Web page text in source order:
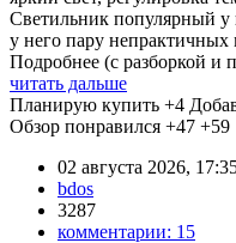
Светильник популярный у
у него пару
Подробнее (с разборкой и
читать дальше
Планирую купить +4
Обзор понравился +47 +59
02 августа 2026,
bdos
3287
комментарии: 15